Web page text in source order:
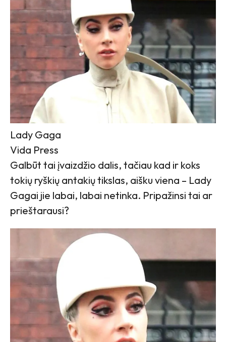
Lady Gaga
Vida Press
Galbūt tai įvaizdžio dalis, tačiau kad ir koks
tokių ryškių antakių tikslas, aišku viena – Lady
Gagai jie labai, labai netinka. Pripažinsi tai ar
prieštarausi?